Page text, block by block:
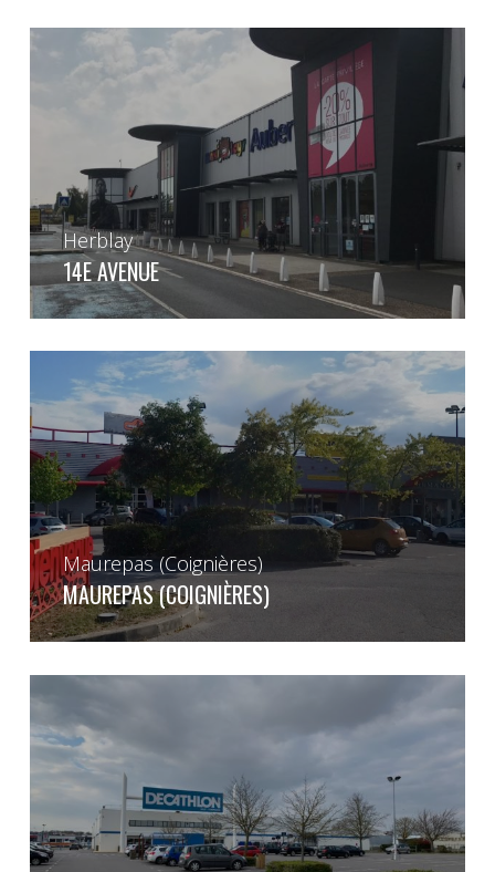
Herblay
14E AVENUE
Maurepas (Coignières)
MAUREPAS (COIGNIÈRES)